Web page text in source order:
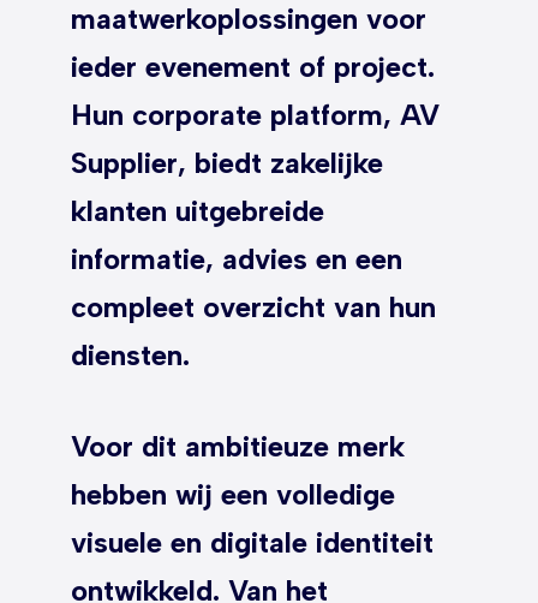
maatwerkoplossingen voor
ieder evenement of project.
Hun corporate platform, AV
Supplier, biedt zakelijke
klanten uitgebreide
informatie, advies en een
compleet overzicht van hun
diensten.
Voor dit ambitieuze merk
hebben wij een volledige
visuele en digitale identiteit
ontwikkeld. Van het